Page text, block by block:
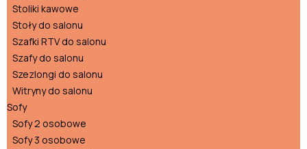
Stoliki kawowe
Stoły do salonu
Szafki RTV do salonu
Szafy do salonu
Szezlongi do salonu
Witryny do salonu
Sofy
Sofy 2 osobowe
Sofy 3 osobowe